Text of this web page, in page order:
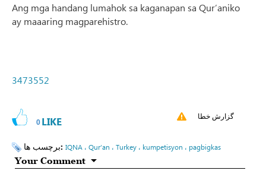
Ang mga handang lumahok sa kaganapan sa Qur’aniko
ay maaaring magparehistro.
3473552
0 LIKE گزارش خطا
برچسب ها: IQNA ، Qur’an ، Turkey ، kumpetisyon ، pagbigkas
Your Comment